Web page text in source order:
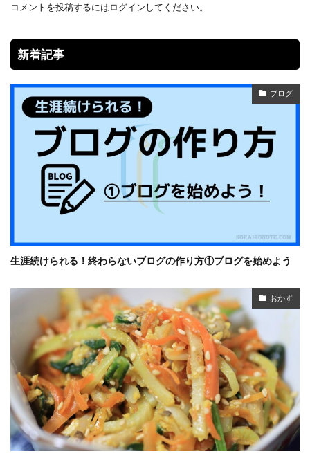
コメントを投稿するにはログインしてください。
新着記事
ブログ
生涯続けられる！終わらないブログの作り方①ブログを始めよう
おかず